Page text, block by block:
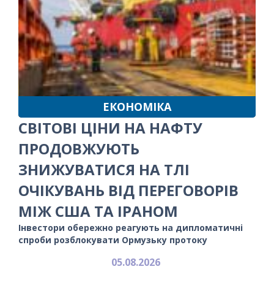
ЕКОНОМІКА
СВІТОВІ ЦІНИ НА НАФТУ
ПРОДОВЖУЮТЬ
ЗНИЖУВАТИСЯ НА ТЛІ
ОЧІКУВАНЬ ВІД ПЕРЕГОВОРІВ
МІЖ США ТА ІРАНОМ
Інвестори обережно реагують на дипломатичні
спроби розблокувати Ормузьку протоку
05.08.2026